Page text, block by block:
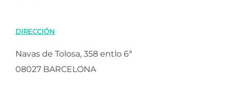
DIRECCIÓN
Navas de Tolosa, 358 entlo 6ª
08027 BARCELONA